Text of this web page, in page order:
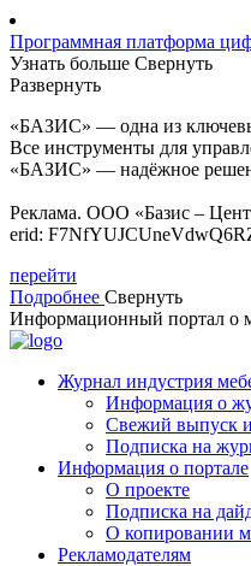
Программная платформа
Узнать больше Свернуть
Развернуть
«БАЗИС» — одна из
Все инструменты для
«БАЗИС» — надёжное
Реклама. ООО «Базис –
erid:
перейти
Подробнее Свернуть
Информационный портал о
Журнал индустрия
Информация о
Свежий выпуск
Подписка на
Информация о портале
О проекте
Подписка на
О копировании
Рекламодателям